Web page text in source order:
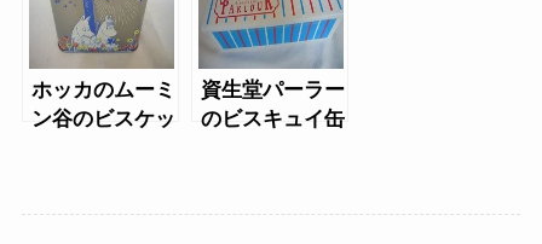
ホッカのムーミ
ン谷のビスケッ
資生堂パーラー
のビスキュイ缶